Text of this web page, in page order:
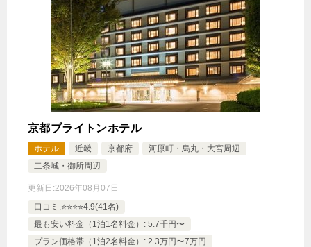
京都ブライトンホテル
ホテル 近畿 京都府
河原町・烏丸・大宮周辺
二条城・御所周辺
更新日:2026年08月07日
口コミ:⭐️⭐️⭐️⭐️4.9(41名)
最も安い料金（1泊1名料金）: 5.7千円〜
プラン価格帯（1泊2名料金）: 2.3万円〜7万円